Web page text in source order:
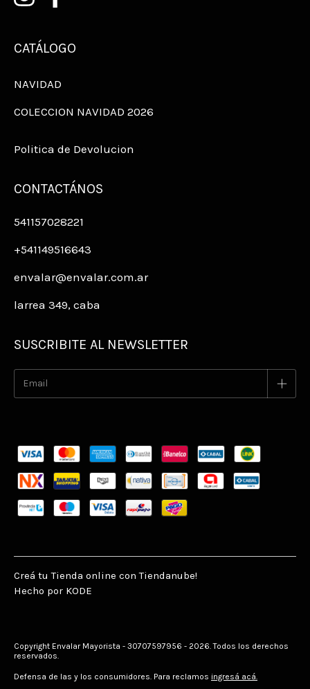
CATÁLOGO
NAVIDAD
COLECCION NAVIDAD 2026
Politica de Devolucion
CONTACTÁNOS
541157028221
+541149516643
envalar@envalar.com.ar
larrea 349, caba
SUSCRIBITE AL NEWSLETTER
Creá tu Tienda online con Tiendanube!
Hecho por KODE
Copyright Envalar Mayorista - 30707597956 - 2026. Todos los derechos
reservados.
Defensa de las y los consumidores. Para reclamos ingresá acá.